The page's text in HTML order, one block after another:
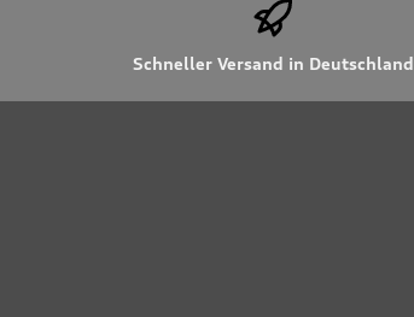
Schneller Versand in Deutschland